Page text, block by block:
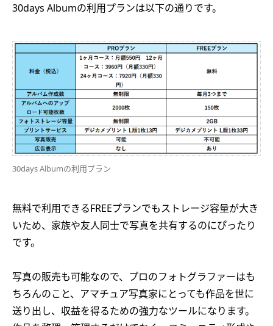
30days Albumの利用プランは以下の通りです。
30days Albumの利用プラン
無料で利用できるFREEプランでもストレージ容量が大き
いため、家族や友人同士で写真を共有するのにぴったり
です。
写真の販売も可能なので、プロのフォトグラファーはも
ちろんのこと、アマチュア写真家にとっても作品を世に
送り出し、収益を得るための強力なツールになります。